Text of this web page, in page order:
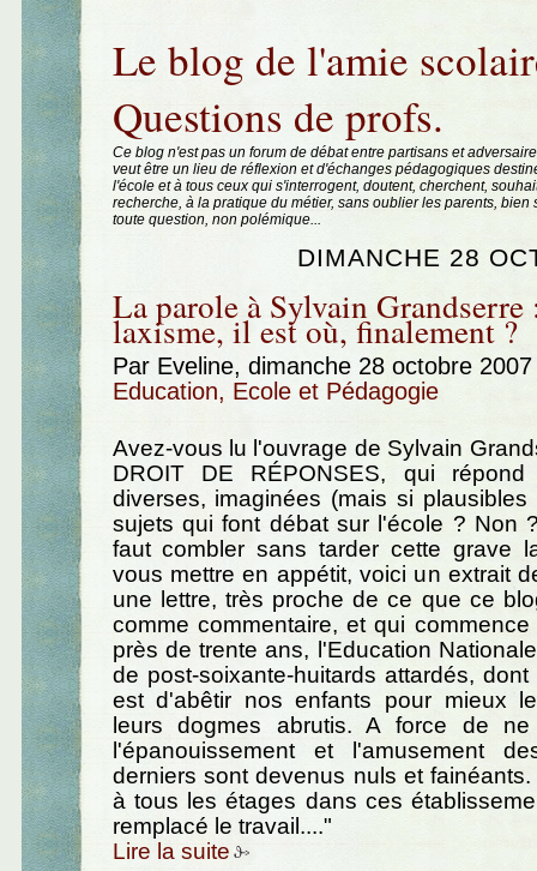
Le blog de l'amie
Questions de profs.
Ce blog n'est pas un forum de débat entre partisans et
veut être un lieu de réflexion et d'échanges pédagogiques
l'école et à tous ceux qui s'interrogent, doutent, cherchent,
recherche, à la pratique du métier, sans oublier les parents, bien
toute question, non polémique...
DIMANCHE 28
La parole à Sylvain Grandserre
laxisme, il est où, finalement ?
Par Eveline, dimanche 28 octobre
Education, Ecole et Pédagogie
Avez-vous lu l'ouvrage de Sylvain
DROIT DE RÉPONSES, qui
diverses, imaginées (mais si
sujets qui font débat sur l'école ? Non
faut combler sans tarder cette grave
vous mettre en appétit, voici un extrait
une lettre, très proche de ce que ce
comme commentaire, et qui
près de trente ans, l'Education
de post-soixante-huitards attardés, dont
est d'abêtir nos enfants pour mieux
leurs dogmes abrutis. A force de
l'épanouissement et l'amusement
derniers sont devenus nuls et
à tous les étages dans ces
remplacé le travail...."
Lire la suite